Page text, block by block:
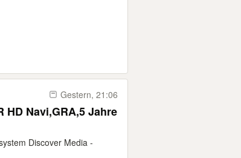
Gestern, 21:06
HD Navi,GRA,5 Jahre
Discover Media -